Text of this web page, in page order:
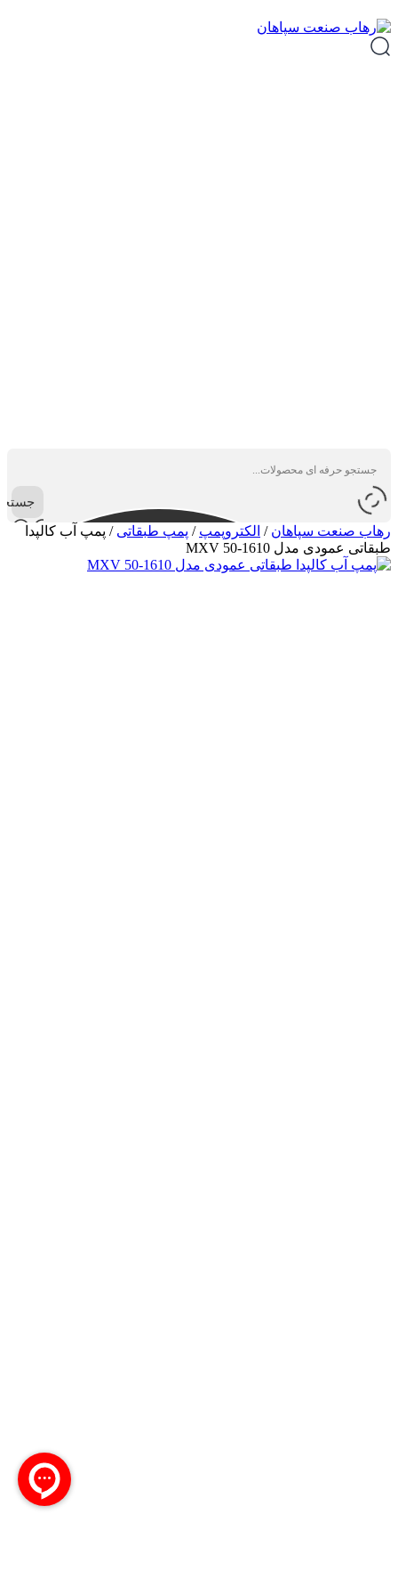
رهاب صنعت سپاهان / الکتروپمپ / پمپ طبقاتی / پمپ آب کالپدا
طبقاتی عمودی مدل MXV 50-1610